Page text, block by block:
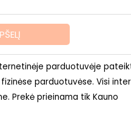
parduotuvėje
parduotuvėse. Visi
Prekė prieinama tik Kauno